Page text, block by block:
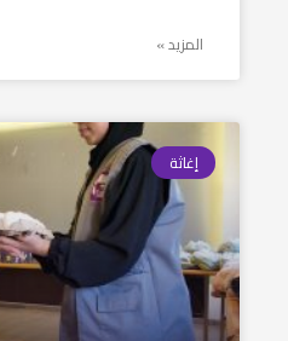
المزيد »
إغاثة